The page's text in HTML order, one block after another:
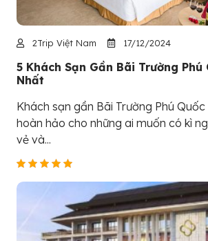
2Trip Việt Nam 17/12/2024
5 Khách Sạn Gần Bãi Trường Phú
Nhất
Khách sạn gần Bãi Trường Phú
hoàn hảo cho những ai muốn có kì
vẻ và...